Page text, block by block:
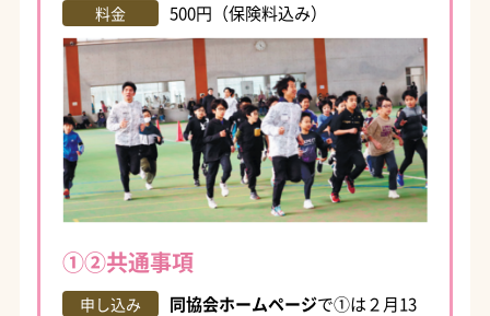
料金 500円（保険料込み）
①②共通事項
申し込み 同協会ホームページで①は２月13